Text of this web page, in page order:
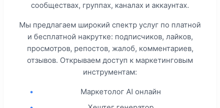
сообществах, группах, каналах и аккаунтах.
Мы предлагаем широкий спектр услуг по платной
и бесплатной накрутке: подписчиков, лайков,
просмотров, репостов, жалоб, комментариев,
отзывов. Открываем доступ к маркетинговым
инструментам:
•
Маркетолог AI онлайн